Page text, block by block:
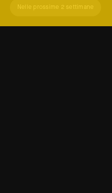
Nelle prossime 2 settimane